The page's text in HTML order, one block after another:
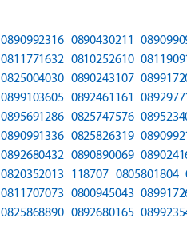
0890992316 0890430211
0811771632 0810252610
0825004030 0890243107
0899103605 0892461161
0895691286 0825747576
0890991336 0825826319
0892680432 0890890069
0820352013 118707 0805801804
0811707073 0800945043
0825868890 0892680165